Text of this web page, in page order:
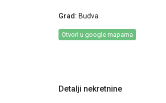
Grad: Budva
Otvori u google mapama
Detalji nekretnine